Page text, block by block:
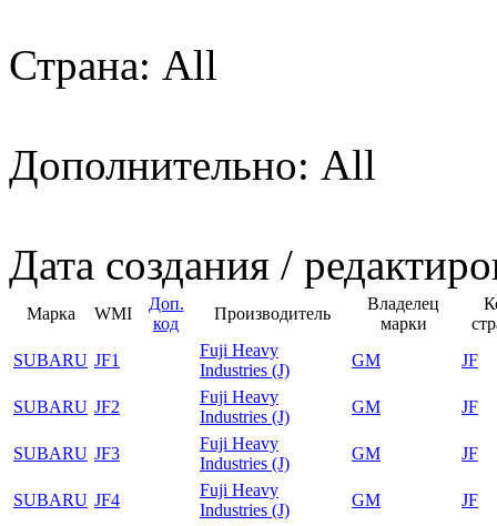
Страна: All
Дополнительно: All
Дата создания /
Марка WMI
Доп.
код
Производитель
Владелец
марки
SUBARU JF1
Fuji Heavy
Industries (J)
GM JF
SUBARU JF2
Fuji Heavy
Industries (J)
GM JF
SUBARU JF3
Fuji Heavy
Industries (J)
GM JF
SUBARU JF4
Fuji Heavy
Industries (J)
GM JF